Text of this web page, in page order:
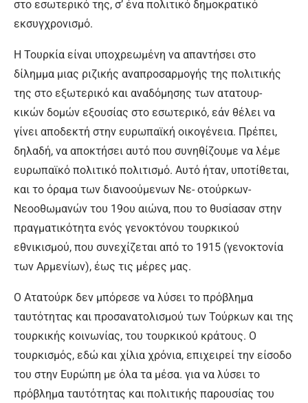
στο εσωτε­ρικό της, σ’ ένα πολιτικό δημο­κρατικό
εκσυγχρονισμό.
Η Τουρκία είναι υποχρεωμέ­νη να απαντήσει στο
δίλημμα μιας ριζικής αναπροσαρμογής της πολιτικής
της στο εξωτερι­κό και αναδόμησης των ατατουρ-
κικών δομών εξουσίας στο εσω­τερικό, εάν θέλει να
γίνει απο­δεκτή στην ευρωπαϊκή οικογέ­νεια. Πρέπει,
δηλαδή, να απο­κτήσει αυτό που συνηθίζουμε να λέμε
ευρωπαϊκό πολιτικό πολι­τισμό. Αυτό ήταν, υποτίθεται,
και το όραμα των διανοούμενων Νε- οτούρκων-
Νεοοθωμανών του 19ου αιώνα, που το θυσίασαν στην
πραγματικότητα ενός γενοκτόνου τουρκικού
εθνικισμού, που συνεχίζεται από το 1915 (γενοκτονία
των Αρμενίων), έως τις μέρες μας.
Ο Ατατούρκ δεν μπόρεσε να λύσει το πρόβλημα
ταυτότητας και προσανατολισμού των Τούρ­κων και της
τουρκικής κοινωνί­ας, του τουρκικού κράτους. O
τουρκισμός, εδώ και χίλια χρό­νια, επιχειρεί την είσοδο
του στην Ευρώπη με όλα τα μέσα. για να λύσει το
πρόβλημα ταυ­τότητας και πολιτικής παρουσί­ας του